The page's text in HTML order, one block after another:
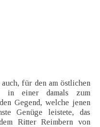
für den am östlichen
in einer damals zum
Gegend, welche jenen
Genüge leistete, das
Ritter Reimbern von